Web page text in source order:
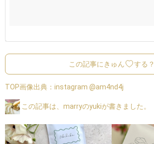
この記事にきゅん する？
TOP画像出典： instagram @am4nd4j
この記事は、marryのyukiが書きました。